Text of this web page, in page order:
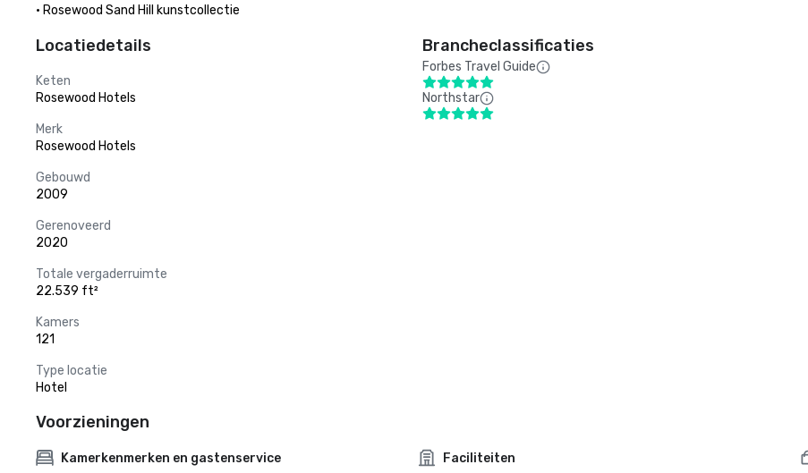
· Rosewood Sand Hill kunstcollectie
Locatiedetails
Keten
Rosewood Hotels
Merk
Rosewood Hotels
Gebouwd
2009
Gerenoveerd
2020
Totale vergaderruimte
22.539 ft²
Kamers
121
Type locatie
Hotel
Brancheclassificaties
Forbes Travel Guide
Northstar
Voorzieningen
Kamerkenmerken en gastenservice
Faciliteiten